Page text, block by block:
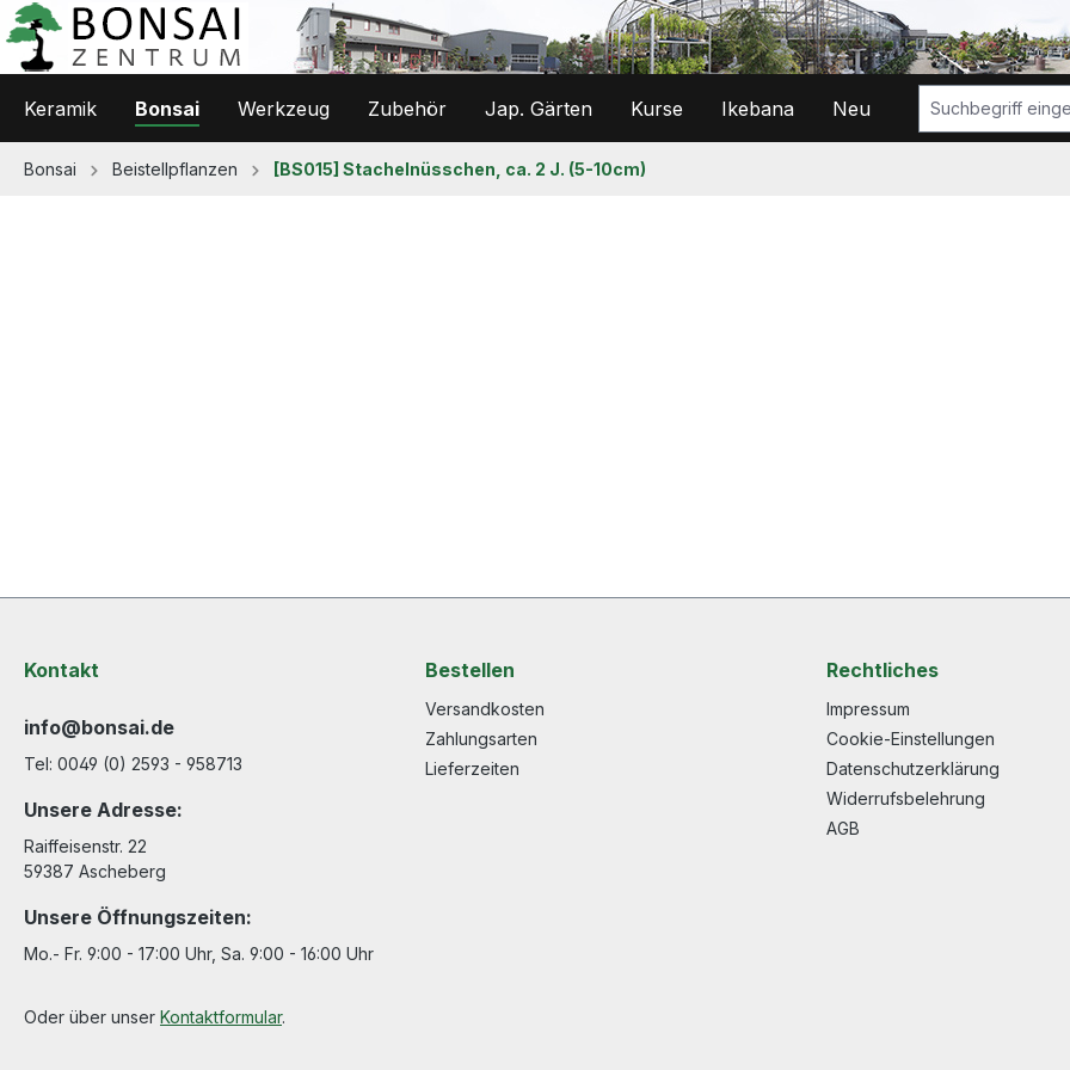
Hauptinhalt springen
Zur Suche springen
Zur Hauptnavigation springen
Keramik Bonsai Werkzeug Zubehör Jap. Gärten Kurse Ikebana Neu
Bonsai Beistellpflanzen [BS015] Stachelnüsschen, ca. 2 J. (5-10cm)
Kontakt
info@bonsai.de
Tel: 0049 (0) 2593 - 958713
Unsere Adresse:
Raiffeisenstr. 22
59387 Ascheberg
Unsere Öffnungszeiten:
Mo.- Fr. 9:00 - 17:00 Uhr, Sa. 9:00 - 16:00 Uhr
Oder über unser Kontaktformular.
Bestellen
Versandkosten
Zahlungsarten
Lieferzeiten
Rechtliches
Impressum
Cookie-Einstellungen
Datenschutzerklärung
Widerrufsbelehrung
AGB